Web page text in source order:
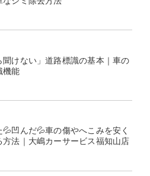
聞けない」道路標識の基本｜車の
機能
💦凹んだ💦車の傷やへこみを安く
方法｜大嶋カーサービス福知山店